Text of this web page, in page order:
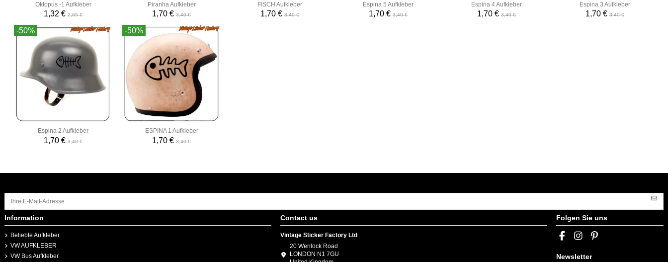
Oktopus -1 Aufkleber
1,32 € 2,65 €
Piranha Aufkleber
1,70 € 3,40 €
FISCH Aufkleber
1,70 € 3,40 €
Espina 5 Aufkleber
1,70 € 3,40 €
Espina 4 Aufkleber
1,70 € 3,40 €
Espina 3 Aufkleber
1,70 € 3,40 €
-50%
Espina 2 Aufkleber
1,70 € 3,40 €
-50%
ESPINA 1 Aufkleber
1,70 € 3,40 €
Information
Beliebte Aufkleber
VW AUFKLEBER
VW Bus Aufkleber
Contact us
Vintage Sticker Factory Ltd
20 Wenlock Road
LONDON N1 7GU
Folgen Sie uns
Newsletter